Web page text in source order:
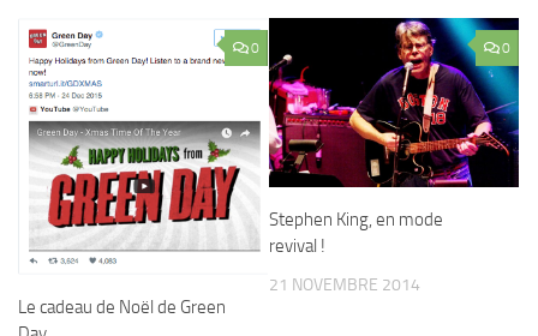
0
Le cadeau de Noël de Green
0
Stephen King, en mode
revival !
21 NOVEMBRE 2014